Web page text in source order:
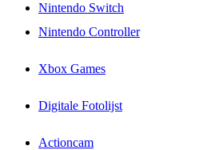
Nintendo Switch
Nintendo Controller
Xbox Games
Digitale Fotolijst
Actioncam